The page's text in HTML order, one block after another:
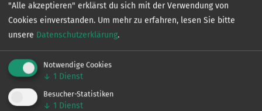
Fischereiverein Olfen
Unterstever
"Alle akzeptieren" erklärst du sich mit der Verwendung von
Cookies einverstanden. Um mehr zu erfahren, lesen Sie bitte
unsere Datenschutzerklärung.
Notwendige Cookies
↓ 1 Dienst
Besucher-Statistiken
↓ 1 Dienst